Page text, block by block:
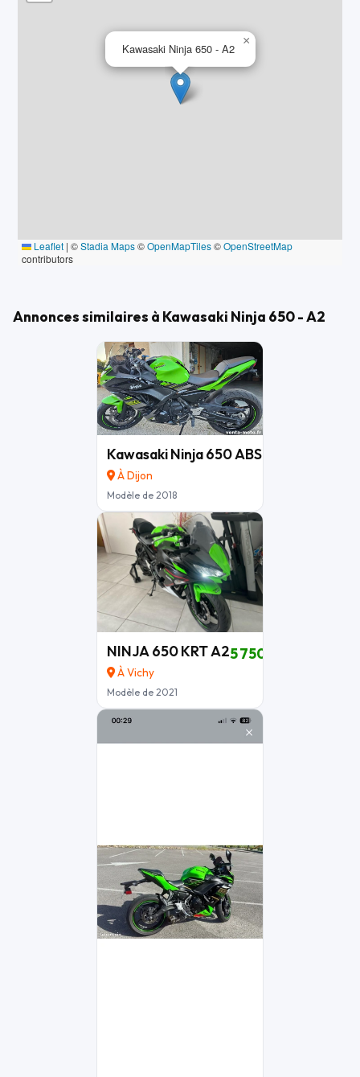
Kawasaki Ninja 650 - A2
×
Leaflet | ©Stadia Maps©OpenMapTiles©OpenStreetMap
contributors
Annonces similaires à Kawasaki Ninja 650 - A2
Kawasaki Ninja 650 ABS 2018 – Très
À Dijon
Modèle de 2018
NINJA 650 KRT A2
À Vichy
Modèle de 2021
5 750 €